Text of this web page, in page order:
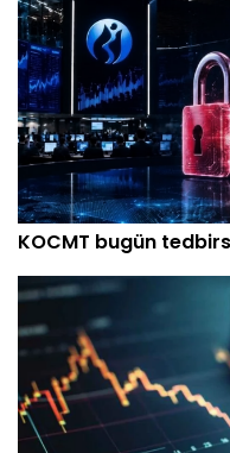
KOCMT bugün